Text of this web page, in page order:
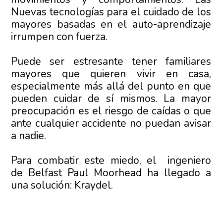
Nuevas tecnologías para el cuidado de los
mayores basadas en el auto-aprendizaje
irrumpen con fuerza.
Puede ser estresante tener familiares
mayores que quieren vivir en casa,
especialmente más allá del punto en que
pueden cuidar de sí mismos. La mayor
preocupación es el riesgo de caídas o que
ante cualquier accidente no puedan avisar
a nadie.
Para combatir este miedo, el ingeniero
de Belfast Paul Moorhead ha llegado a
una solución: Kraydel.